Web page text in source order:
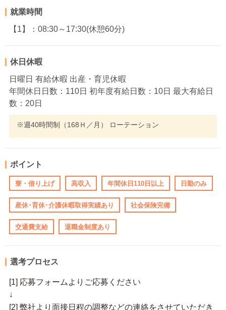
就業時間
【1】：08:30～17:30(休憩60分)
休日休暇
日曜日 有給休暇 出産・育児休暇
年間休日日数：110日 初年度有給日数：10日 最大有給日
数：20日
※週40時間制（168Ｈ／月） ローテーション
ポイント
寮・借り上げ 高収入 年間休日110日以上 日勤のみ
産休･育休･介護休暇取得実績あり 社会保険完備
交通費支給 退職金制度あり
選考プロセス
[1] 応募フォームよりご応募ください
↓
[2] 弊社より面接日程の調整などの連絡をさせていただき